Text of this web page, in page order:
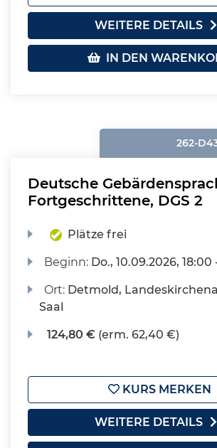
WEITERE DETAILS
IN DEN
262-
Deutsche
Fortgeschrittene, DGS 2
Plätze frei
Beginn: Do., 10.09.2026, 18:00
Ort: Detmold,
Saal
124,80 € (erm. 62,40 €)
KURS MERKEN
WEITERE DETAILS